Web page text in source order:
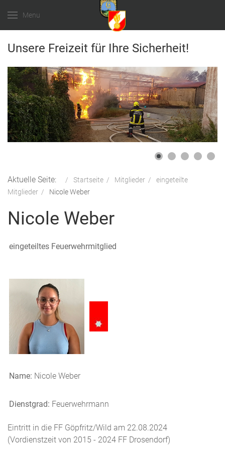
Menu
Unsere Freizeit für Ihre Sicherheit!
Aktuelle Seite: Startseite Mitglieder
eingeteilte
Mitglieder
Nicole Weber
Nicole Weber
eingeteiltes Feuerwehrmitglied
Name: Nicole Weber
Dienstgrad: Feuerwehrmann
Eintritt in die FF Göpfritz/Wild am 22.08.2024
(Vordienstzeit von 2015 - 2024 FF Drosendorf)